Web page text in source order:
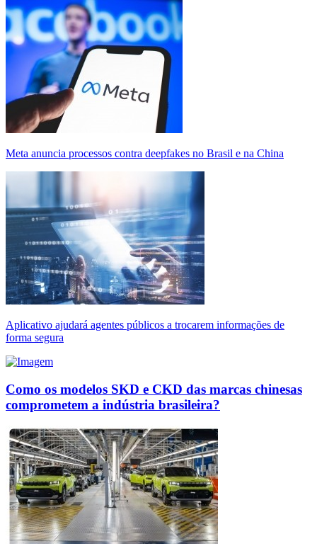
Meta anuncia processos contra deepfakes no Brasil e na China
Aplicativo ajudará agentes públicos a trocarem informações de
forma segura
Como os modelos SKD e CKD das marcas chinesas
comprometem a indústria brasileira?